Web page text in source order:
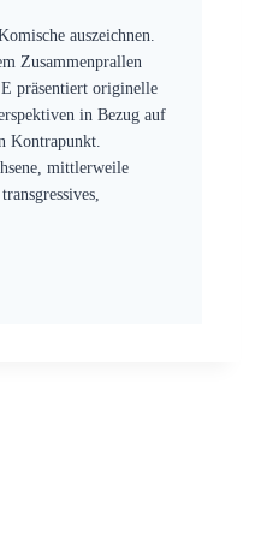
auszeichnen.
Zusammenprallen
präsentiert originelle
in Bezug auf
Kontrapunkt.
mittlerweile